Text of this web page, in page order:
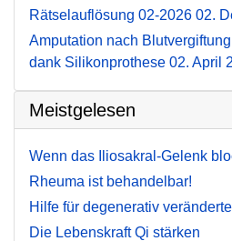
Rätselauflösung 02-2026 02.
Amputation nach
dank Silikonprothese 02. April
Meistgelesen
Wenn das Iliosakral-Gelenk
Rheuma ist behandelbar!
Hilfe für degenerativ
Die Lebenskraft Qi stärken